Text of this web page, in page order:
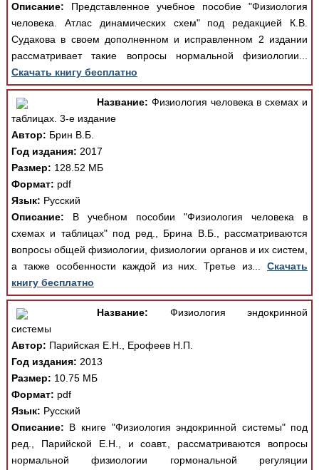
Описание: Представленное учебное пособие "Физиология
человека. Атлас динамических схем" под редакцией К.В.
Судакова в своем дополненном и исправленном 2 издании
рассматривает такие вопросы нормальной физиологии...
Скачать книгу бесплатно
Название: Физиология человека в схемах и
таблицах. 3-е издание
Автор: Брин В.Б.
Год издания: 2017
Размер: 128.52 МБ
Формат: pdf
Язык: Русский
Описание: В учебном пособии "Физиология человека в
схемах и таблицах" под ред., Брина В.Б., рассматриваются
вопросы общей физиологии, физиологии органов и их систем,
а также особенности каждой из них. Третье из...Скачать
книгу бесплатно
Название: Физиология эндокринной
системы
Автор: Парийская Е.Н., Ерофеев Н.П.
Год издания: 2013
Размер: 10.75 МБ
Формат: pdf
Язык: Русский
Описание: В книге "Физиология эндокринной системы" под
ред., Парийской Е.Н., и соавт., рассматриваются вопросы
нормальной физиологии гормональной регуляции